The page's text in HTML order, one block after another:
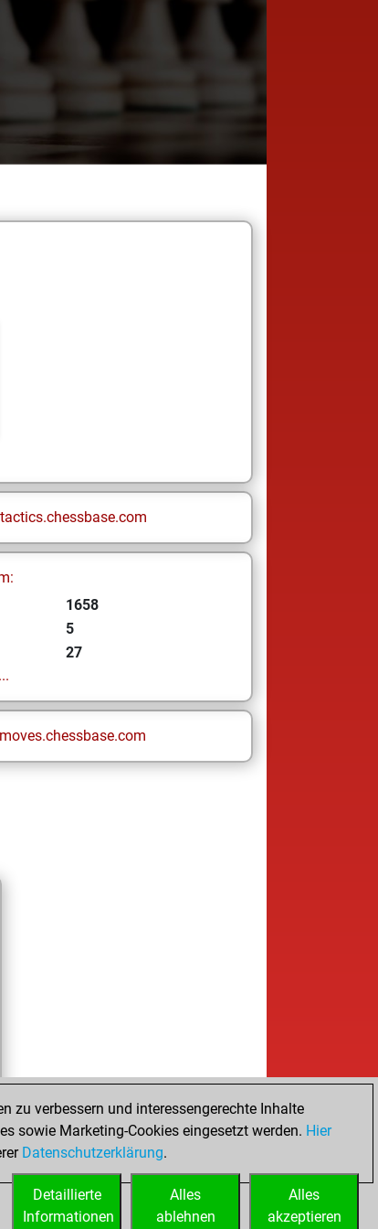
tactics.chessbase.com
1658
5
27
zu verbessern und interessengerechte Inhalte
sowie Marketing-Cookies eingesetzt werden. Hier
Datenschutzerklärung.
Alles
akzeptieren
Alles
ablehnen
Detaillierte
Informationen